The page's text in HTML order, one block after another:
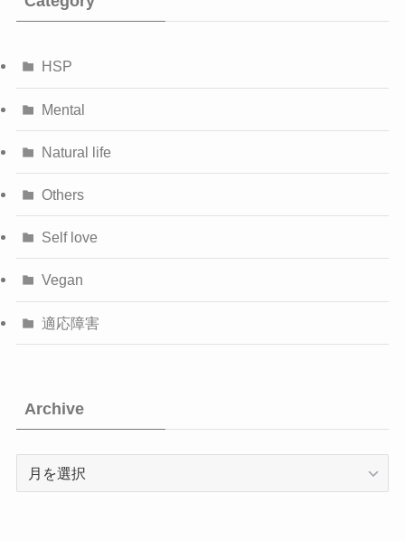
HSP
Mental
Natural life
Others
Self love
Vegan
適応障害
Archive
Archive